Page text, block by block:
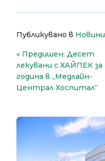
Публикувано в Новини
Навигация
Предишен: Десет
лекувани с ХАЙПЕК за
година в „Медлайн-
Централ Хоспитал“